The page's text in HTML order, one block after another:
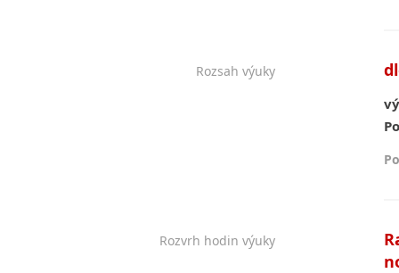
Rozsah výuky
Rozvrh hodin výuky